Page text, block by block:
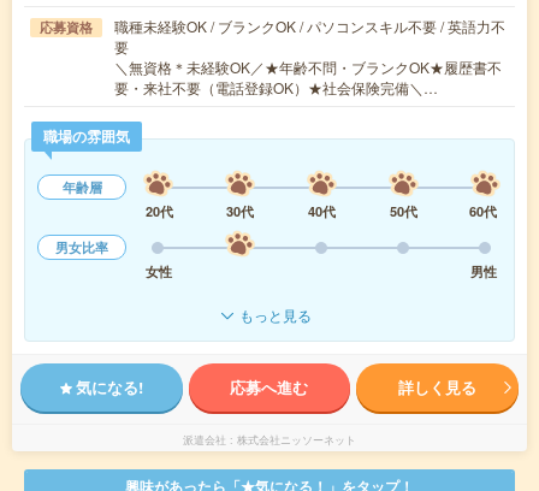
応募資格
職種未経験OK / ブランクOK / パソコンスキル不要 / 英語力不
要
＼無資格＊未経験OK／★年齢不問・ブランクOK★履歴書不
要・来社不要（電話登録OK）★社会保険完備＼…
職場の雰囲気
年齢層
20代
30代 40代 50代
60代
男女比率
女性
男性
もっと見る
気になる! 応募へ進む 詳しく見る
派遣会社 株式会社ニッソーネット
興味があったら「★気になる！」をタップ！